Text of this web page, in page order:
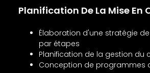
Planification De La Mise En
Élaboration d'une stratégie
par étapes
Planification de la gestion du
Conception de programmes